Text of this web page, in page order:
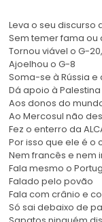
Leva o seu discurso
Sem temer fama ou
Tornou viável o G-20,
Ajoelhou o G-8
Soma-se à Rússia e
Dá apoio à Palestina
Aos donos do
Ao Mercosul não
Fez o enterro da
Por isso que ele é o
Nem francês e nem
Fala mesmo o
Falado pelo povão
Fala com crânio e
Só sai debaixo de